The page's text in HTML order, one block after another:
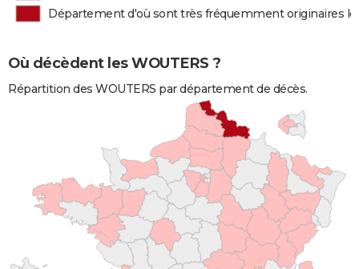
Département d'où sont très fréquemment originaires
Où décèdent les WOUTERS ?
Répartition des WOUTERS par département de décès.